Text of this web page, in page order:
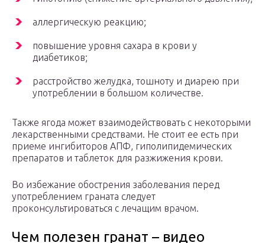
аллергическую реакцию;
повышение уровня сахара в крови у
диабетиков;
расстройство желудка, тошноту и диарею при
употреблении в большом количестве.
Также ягода может взаимодействовать с некоторыми
лекарственными средствами. Не стоит ее есть при
приеме ингибиторов АПФ, гиполипидемических
препаратов и таблеток для разжижения крови.
Во избежание обострения заболевания перед
употреблением граната следует
проконсультироваться с лечащим врачом.
Чем полезен гранат – видео